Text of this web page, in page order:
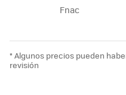
Fnac
* Algunos precios pueden
revisión